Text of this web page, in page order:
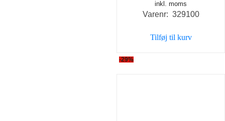
oprindelige
pris
30,00 kr..
inkl. moms
Varenr: 329100
Tilføj til kurv
-29%